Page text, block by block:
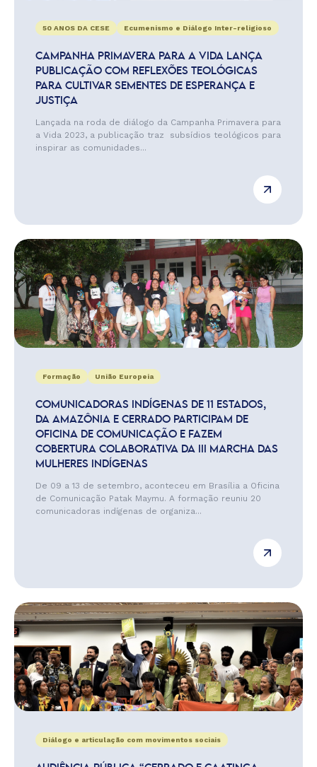
50 ANOS DA CESE Ecumenismo e Diálogo Inter-religioso
CAMPANHA PRIMAVERA PARA A VIDA LANÇA
PUBLICAÇÃO COM REFLEXÕES TEOLÓGICAS
PARA CULTIVAR SEMENTES DE ESPERANÇA E
JUSTIÇA
Lançada na roda de diálogo da Campanha Primavera para
a Vida 2023, a publicação traz subsídios teológicos para
inspirar as comunidades...
Formação União Europeia
COMUNICADORAS INDÍGENAS DE 11 ESTADOS,
DA AMAZÔNIA E CERRADO PARTICIPAM DE
OFICINA DE COMUNICAÇÃO E FAZEM
COBERTURA COLABORATIVA DA III MARCHA DAS
MULHERES INDÍGENAS
De 09 a 13 de setembro, aconteceu em Brasília a Oficina
de Comunicação Patak Maymu. A formação reuniu 20
comunicadoras indígenas de organiza...
Diálogo e articulação com movimentos sociais